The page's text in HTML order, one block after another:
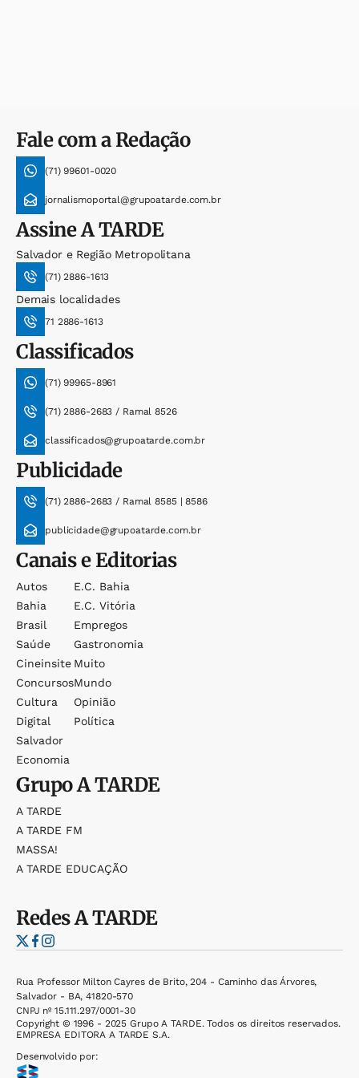
Fale com a Redação
(71) 99601-0020
jornalismoportal@grupoatarde.com.br
AssineA TARDE
Salvador e Região Metropolitana
(71) 2886-1613
Demais localidades
71 2886-1613
Classificados
(71) 99965-8961
(71) 2886-2683 / Ramal 8526
classificados@grupoatarde.com.br
Publicidade
(71) 2886-2683 / Ramal 8585 | 8586
publicidade@grupoatarde.com.br
Canais e Editorias
Autos
Bahia
Brasil
Saúde
Cineinsite
Concursos
Cultura
Digital
Salvador
Economia
E.c. Bahia
E.c. Vitória
Empregos
Gastronomia
Muito
Mundo
Opinião
Política
GrupoA TARDE
A TARDE
A TARDE FM
MASSA!
A TARDE EDUCAÇÃO
RedesA TARDE
Rua Professor Milton Cayres de Brito, 204 - Caminho das Árvores,
Salvador - BA, 41820-570
CNPJ nº 15.111.297/0001-30
Copyright © 1996 - 2025 Grupo A TARDE. Todos os direitos reservados.
EMPRESA EDITORA A TARDE S.A.
Desenvolvido por: